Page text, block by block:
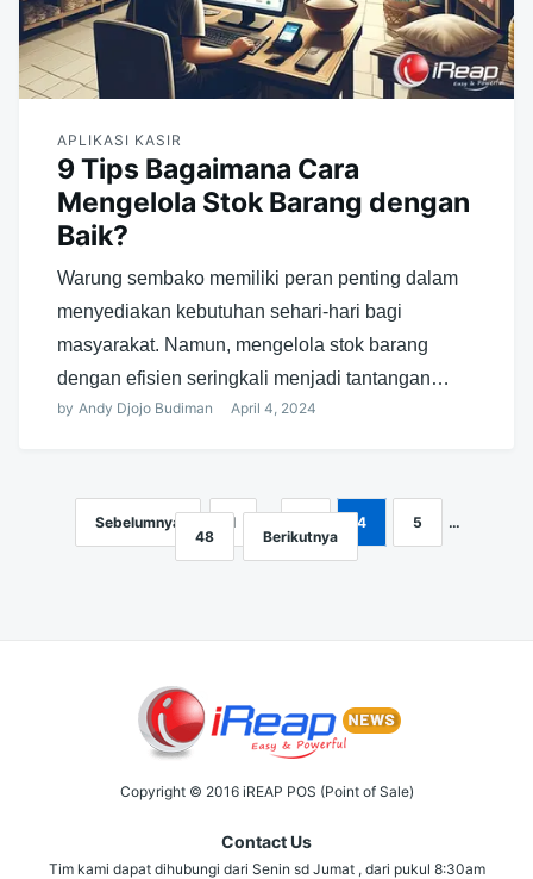
APLIKASI KASIR
9 Tips Bagaimana Cara
Mengelola Stok Barang dengan
Baik?
Warung sembako memiliki peran penting dalam
menyediakan kebutuhan sehari-hari bagi
masyarakat. Namun, mengelola stok barang
dengan efisien seringkali menjadi tantangan…
by Andy Djojo Budiman April 4, 2024
Navigasi
pos
Sebelumnya 1 4 5
…
48
Berikutnya
Copyright © 2016 iREAP POS (Point of Sale)
Contact Us
Tim kami dapat dihubungi dari Senin sd Jumat , dari pukul 8:30am